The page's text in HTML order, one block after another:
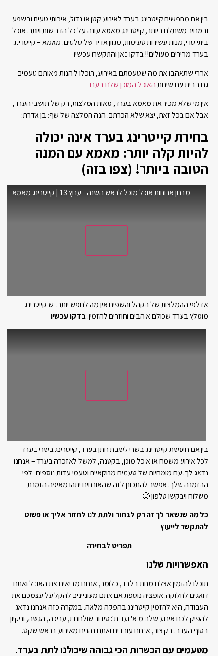
בין אם מחפשים קייטרינג בערד לאירוע קטן או גדול, איכותי טעים ובשפע
ובמחיר משתלם ביותר, קייטרינג מאמא עונה על כל הדרישות ויותר. אוכל
ביתי טרי, מנות עשירות טעימות, מגוון אדיר של סלטים. מאמא – קייטרינג
בערד מחירים מעולים!! בדקו כאן והתקשרו עכשיו!
אחרי שתאהבו את מה שטעמתם באירוע, תוכלו ליהנות מאותם טעמים
גם בבית עם שירותהאוכל המוכן שלנו בערד
אין מי שלא מכיר את מאמא בערד, מאות המלצות, רק של תושבי הערד,
אבל אם בכל זאת, יצא שלא הכרתם. הנה המלצה של שף: בן אדרת:
בחירת קייטרינג בערד אינה יכולה
להיות קלה יותר: מאמא עם המנה
הטובה ביותר! (צפו בזה)
מבחן ארוחות אוכל מוכל לראש השנה - ערוץ 13 | קייטרינג מאמא
אז לפי ההמלצות של הקהל והשפים אין מה לחפש יותר. יש קייטרינג
מומלץ בערד שכולם אוהבים וחוזרים להזמין.בדקו עכשיו
בין אם חיפשת קייטרינג בשרי לשבת חתן בערד, קייטרינג בשרי בערד
לכל אירוע משמח או אוכל מוכן, בקטנה, למשל לאזכרה בערד – אנחנו
נדאג לך. עם מומחיות של טעמים מרוקאיים וטעמי עדות נוספים- לפי
ההזמנה שלך. אפשר להתכונן לזה שהאורחים יתהו מאיפה הזמנת
משלוח ויבקשו טלפון 🙂
כל מה שנשאר לך זה רק לבחור ולתת לנו לחזור אליך או פשוט
להתקשר לייעוץ
תפריט לבחירה
האפשרויות שלנו
תוכלו להזמין אצלנו מנות בלבד, כלומר, אנחנו מביאים את האוכל ואתם
דואגים לחלוקה. אופציה נוספת אם אתם מעוניינים להקל על עצמכם את
העבודה, היא להזמין קייטרינג בהפקה מלאה. במקרה כזה אנחנו נדאג
להפיק לכם אירוע שלם מ א' ועד ת': סידור שולחנות, עריכה, הגשה, וניקיון
בסוף הערב. בקיצור, אנחנו עובדים ואתם נהנים מאירוע בראש שקט.
מטעמים עם הכשרות הכי גבוהה שיכולנו לתת בערד.